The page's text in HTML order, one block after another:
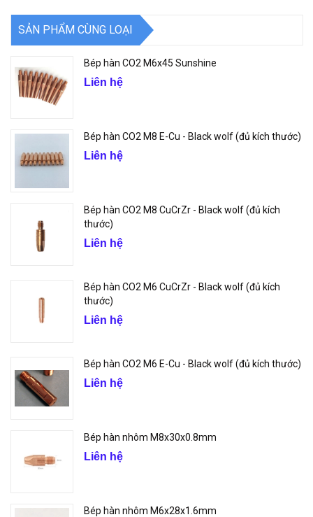
SẢN PHẨM CÙNG LOẠI
Bép hàn CO2 M6x45 Sunshine
Liên hệ
Bép hàn CO2 M8 E-Cu - Black wolf (đủ kích thước)
Liên hệ
Bép hàn CO2 M8 CuCrZr - Black wolf (đủ kích
thước)
Liên hệ
Bép hàn CO2 M6 CuCrZr - Black wolf (đủ kích
thước)
Liên hệ
Bép hàn CO2 M6 E-Cu - Black wolf (đủ kích thước)
Liên hệ
Bép hàn nhôm M8x30x0.8mm
Liên hệ
Bép hàn nhôm M6x28x1.6mm